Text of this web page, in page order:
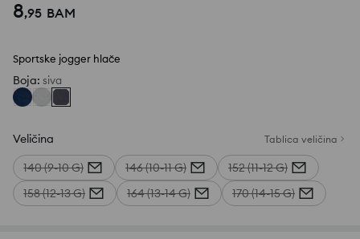
8,95 BAM
Sportske jogger hlače
Boja: siva
Veličina Tablica veličina
140 (9-10 G) 146 (10-11 G)
152 (11-12 G)
158 (12-13 G)
164 (13-14 G) 170 (14-15 G)